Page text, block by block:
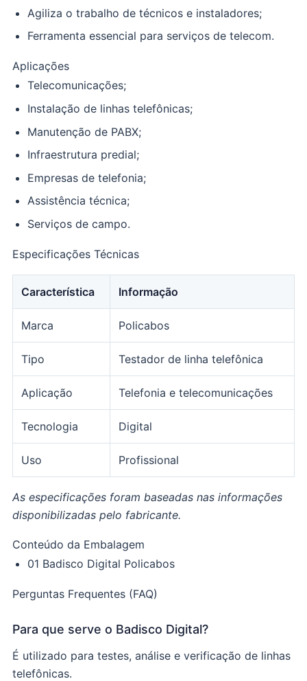
Agiliza o trabalho de técnicos e instaladores;
Ferramenta essencial para serviços de telecom.
Aplicações
Telecomunicações;
Instalação de linhas telefônicas;
Manutenção de PABX;
Infraestrutura predial;
Empresas de telefonia;
Assistência técnica;
Serviços de campo.
Especificações Técnicas
Característica Informação
Marca Policabos
Tipo Testador de linha telefônica
Aplicação Telefonia e telecomunicações
Tecnologia Digital
Uso Profissional
As especificações foram baseadas nas informações
disponibilizadas pelo fabricante.
Conteúdo da Embalagem
01 Badisco Digital Policabos
Perguntas Frequentes (FAQ)
Para que serve o Badisco Digital?
É utilizado para testes, análise e verificação de linhas
telefônicas.